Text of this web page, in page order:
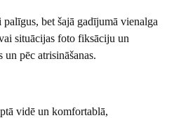
bet šajā gadījumā vienalga
situācijas foto fiksāciju un
pēc atrisināšanas.
vidē un komfortablā,